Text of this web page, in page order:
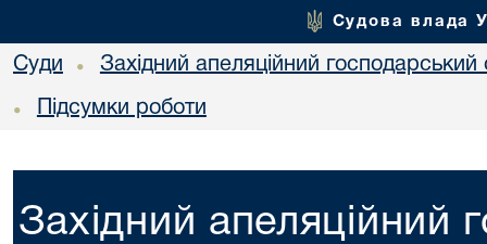
Судова влада
Суди • Західний апеляційний господарський
• Підсумки роботи
Західний апеляційний